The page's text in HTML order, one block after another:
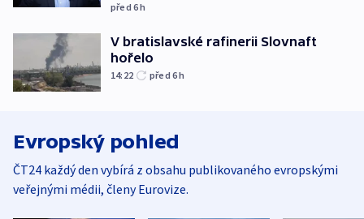
před 6h
V bratislavské rafinerii Slovnaft
hořelo
14:22 před 6h
Evropský pohled
ČT24 každý den vybírá z obsahu publikovaného evropskými
veřejnými médii, členy Eurovize.